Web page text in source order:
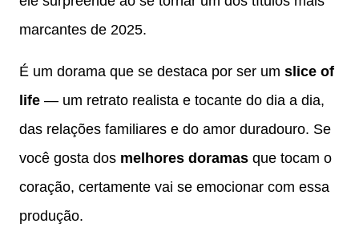
marcantes de 2025.
É um dorama que se destaca por ser um slice of
life — um retrato realista e tocante do dia a dia,
das relações familiares e do amor duradouro. Se
você gosta dos melhores doramas que tocam o
coração, certamente vai se emocionar com essa
produção.